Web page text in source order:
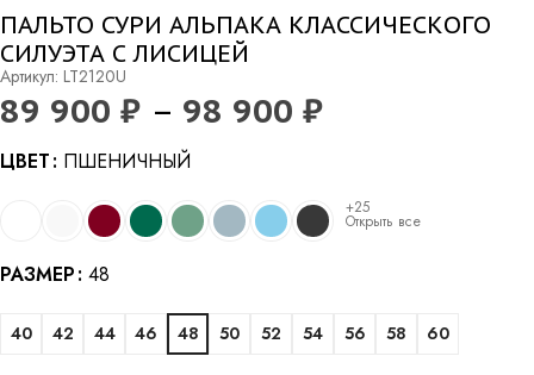
ПАЛЬТО СУРИ АЛЬПАКА КЛАССИЧЕСКОГО
СИЛУЭТА С ЛИСИЦЕЙ
Артикул: LT2120U
89 900 ₽ – 98 900 ₽
ЦВЕТ ПШЕНИЧНЫЙ
+25
Открыть все
РАЗМЕР 48
40 42 44 46 48 50 52 54 56 58 60
Alternative: